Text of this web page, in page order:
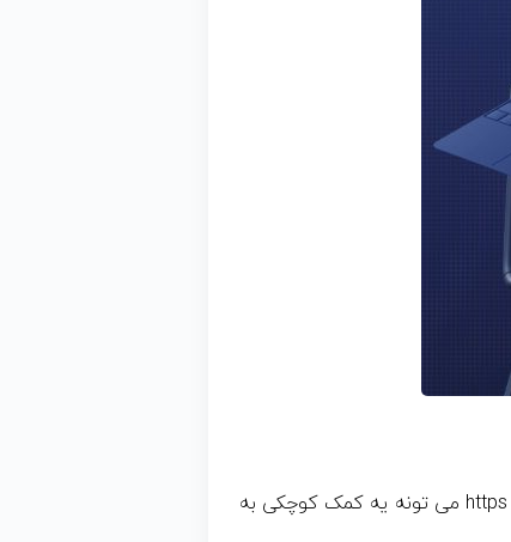
چند سال پیش گوگل رسما اعلام کرد که تغییر سایت ها به https می تونه یه کمک کوچکی به